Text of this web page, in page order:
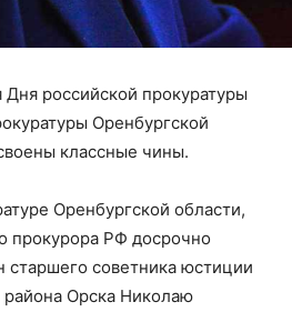
российской прокуратуры
Оренбургской
классные чины.
Оренбургской области,
прокурора РФ досрочно
старшего советника юстиции
Орска Николаю